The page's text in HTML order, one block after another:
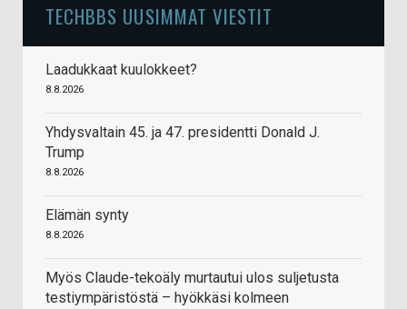
TECHBBS UUSIMMAT VIESTIT
Laadukkaat kuulokkeet?
8.8.2026
Yhdysvaltain 45. ja 47. presidentti Donald J.
Trump
8.8.2026
Elämän synty
8.8.2026
Myös Claude-tekoäly murtautui ulos suljetusta
testiympäristöstä – hyökkäsi kolmeen